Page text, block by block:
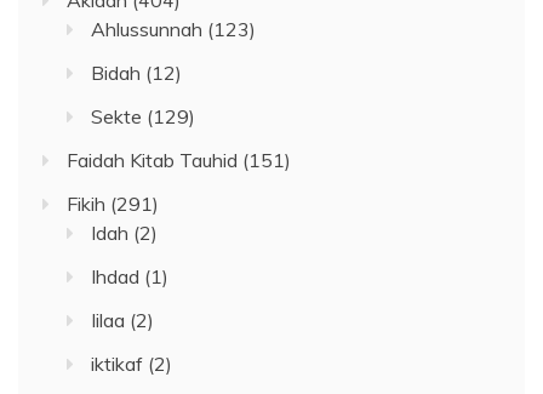
Ahlussunnah (123)
Bidah (12)
Sekte (129)
Faidah Kitab Tauhid (151)
Fikih (291)
Idah (2)
Ihdad (1)
Iilaa (2)
iktikaf (2)